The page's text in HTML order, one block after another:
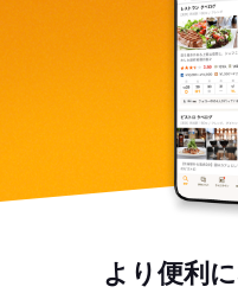
より便利